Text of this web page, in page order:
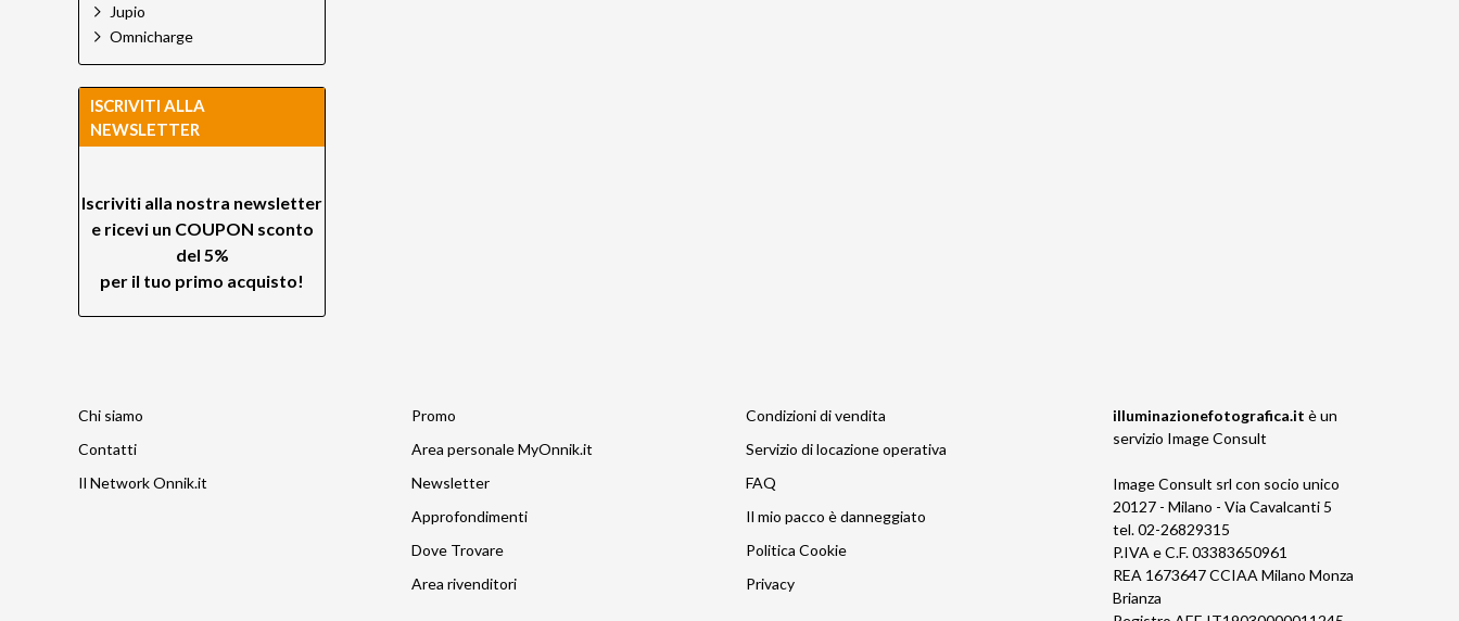
Jupio
Omnicharge
ISCRIVITI ALLA
NEWSLETTER
Iscriviti alla nostra newsletter
e ricevi un COUPON sconto
del 5%
per il tuo primo acquisto!
Chi siamo
Contatti
Il Network Onnik.it
Promo
Area personale MyOnnik.it
Newsletter
Approfondimenti
Dove Trovare
Area rivenditori
Condizioni di vendita
Servizio di locazione operativa
FAQ
Il mio pacco è danneggiato
Politica Cookie
Privacy
illuminazionefotografica.it è un
servizio Image Consult
Image Consult srl con socio unico
20127 - Milano - Via Cavalcanti 5
tel. 02-26829315
P.IVA e C.F. 03383650961
REA 1673647 CCIAA Milano Monza
Brianza